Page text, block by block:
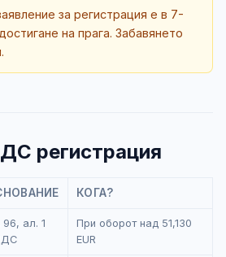
за регистрация е в 7-
на прага. Забавянето
регистрация
КОГА?
96, ал. 1
При оборот над 51,130
EUR